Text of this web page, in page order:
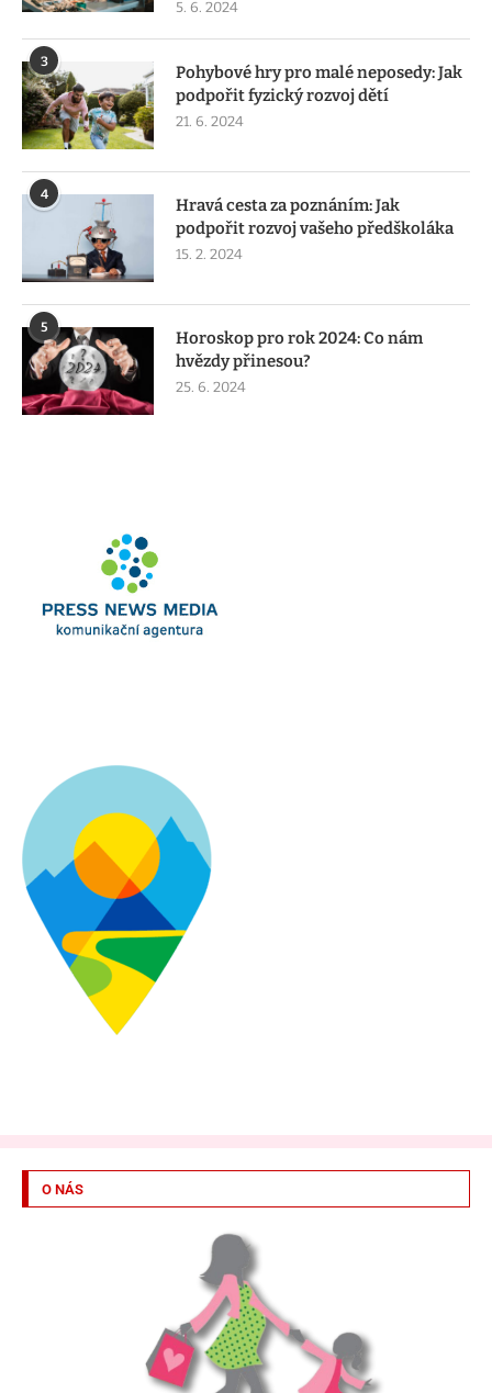
5. 6. 2024
3
Pohybové hry pro malé neposedy: Jak
podpořit fyzický rozvoj dětí
21. 6. 2024
4
Hravá cesta za poznáním: Jak
podpořit rozvoj vašeho předškoláka
15. 2. 2024
5
Horoskop pro rok 2024: Co nám
hvězdy přinesou?
25. 6. 2024
O NÁS